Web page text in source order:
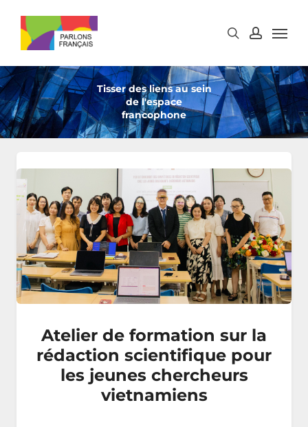
Tisser des liens au sein
de l'espace
francophone
Atelier de formation sur la
rédaction scientifique pour
les jeunes chercheurs
vietnamiens